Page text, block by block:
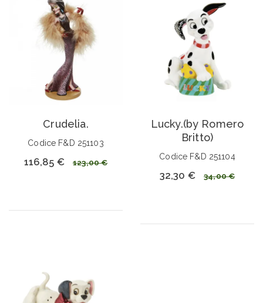
Crudelia.
Codice F&D 251103
116,85 € 123,00 €
Lucky.(by Romero
Britto)
Codice F&D 251104
32,30 € 34,00 €